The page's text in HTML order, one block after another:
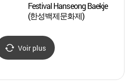
Festival Hanseong Baekje
(한성백제문화제)
Voir plus